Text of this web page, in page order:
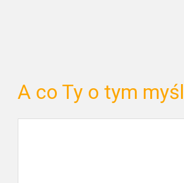
A co Ty o tym